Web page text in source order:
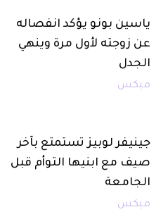
ياسين بونو يؤكد انفصاله
عن زوجته لأول مرة وينهي
الجدل
ميكس
جينيفر لوبيز تستمتع بآخر
صيف مع ابنيها التوأم قبل
الجامعة
ميكس